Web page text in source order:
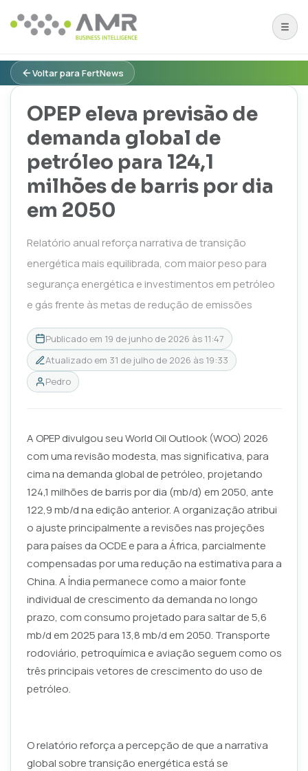
Voltar para FertNews
OPEP eleva previsão de
demanda global de
petróleo para 124,1
milhões de barris por dia
em 2050
Relatório anual reforça narrativa de transição
energética mais equilibrada, com maior peso para
segurança energética e investimentos em petróleo
e gás frente às metas de redução de emissões
Publicado em 19 de junho de 2026 às 11:47
Atualizado em 31 de julho de 2026 às 19:33
Pedro
A OPEP divulgou seu World Oil Outlook (WOO) 2026
com uma revisão modesta, mas significativa, para
cima na demanda global de petróleo, projetando
124,1 milhões de barris por dia (mb/d) em 2050, ante
122,9 mb/d na edição anterior. A organização atribui
o ajuste principalmente a revisões nas projeções
para países da OCDE e para a África, parcialmente
compensadas por uma redução na estimativa para a
China. A Índia permanece como a maior fonte
individual de crescimento da demanda no longo
prazo, com consumo projetado para saltar de 5,6
mb/d em 2025 para 13,8 mb/d em 2050. Transporte
rodoviário, petroquímica e aviação seguem como os
três principais vetores de crescimento do uso de
petróleo.
O relatório reforça a percepção de que a narrativa
global sobre transição energética está se